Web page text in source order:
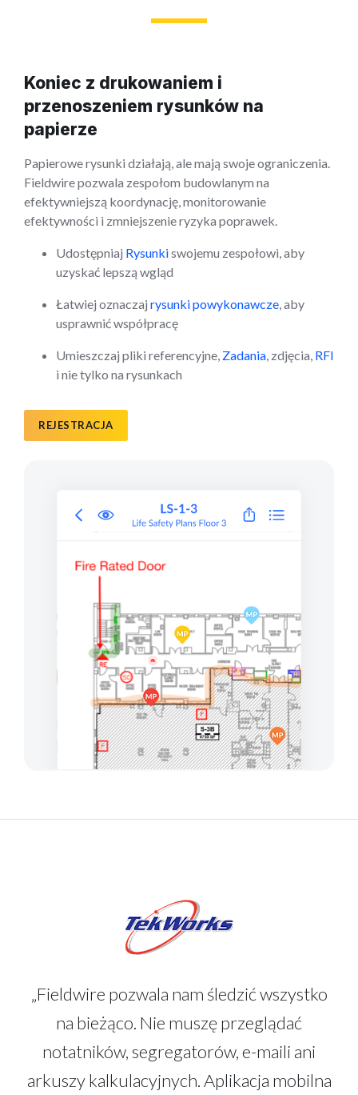
Koniec z drukowaniem i
przenoszeniem rysunków na
papierze
Papierowe rysunki działają, ale mają swoje ograniczenia.
Fieldwire pozwala zespołom budowlanym na
efektywniejszą koordynację, monitorowanie
efektywności i zmniejszenie ryzyka poprawek.
Udostępniaj Rysunkiswojemu zespołowi, aby
uzyskać lepszą wgląd
Łatwiej oznaczaj rysunki powykonawcze, aby
usprawnić współpracę
Umieszczaj pliki referencyjne, Zadania, zdjęcia, RFI
i nie tylko na rysunkach
REJESTRACJA
„Fieldwire pozwala nam śledzić wszystko
na bieżąco. Nie muszę przeglądać
notatników, segregatorów, e-maili ani
arkuszy kalkulacyjnych. Aplikacja mobilna